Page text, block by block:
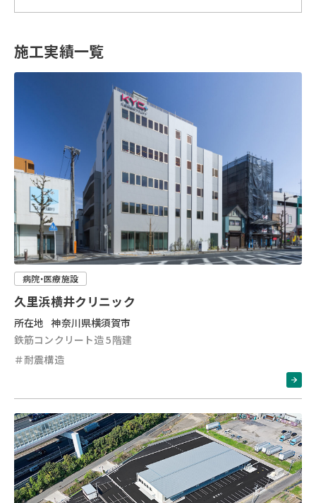
施工実績一覧
病院・医療施設
久里浜横井クリニック
所在地 神奈川県横須賀市
鉄筋コンクリート造 5階建
＃耐震構造